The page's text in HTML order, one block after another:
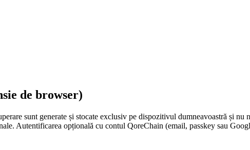
de browser)
sunt generate și stocate exclusiv pe dispozitivul dumneavoastră și
Autentificarea opțională cu contul QoreChain (email, passkey sau